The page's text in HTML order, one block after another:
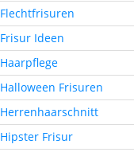
Flechtfrisuren
Frisur Ideen
Haarpflege
Halloween Frisuren
Herrenhaarschnitt
Hipster Frisur